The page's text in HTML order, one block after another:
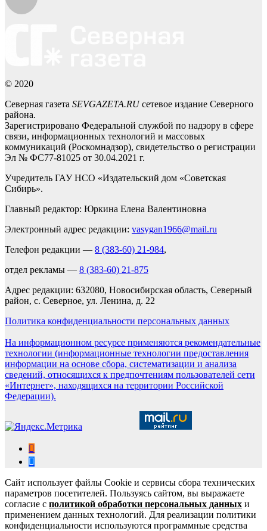
© 2020
Северная газета SEVGAZETA.RUсетевое издание Северного
района.
Зарегистрировано Федеральной службой по надзору в сфере
связи, информационных технологий и массовых
коммуникаций (Роскомнадзор), свидетельство о регистрации
Эл № ФС77-81025 от 30.04.2021 г.
Учредитель ГАУ НСО «Издательский дом «Советская
Сибирь».
Главный редактор: Юркина Елена Валентиновна
Электронный адрес редакции: vasygan1966@mail.ru
Телефон редакции — 8 (383-60) 21-984,
отдел рекламы — 8 (383-60) 21-875
Адрес редакции: 632080, Новосибирская область, Северный
район, с. Северное, ул. Ленина, д. 22
Политика конфиденциальности персональных данных
На информационном ресурсе применяются рекомендательные
технологии (информационные технологии предоставления
информации на основе сбора, систематизации и анализа
сведений, относящихся к предпочтениям пользователей сети
«Интернет», находящихся на территории Российской
Федерации).
Сайт использует файлы Cookie и сервисы сбора технических
параметров посетителей. Пользуясь сайтом, вы выражаете
согласие с политикой обработки персональных данных и
применением данных технологий. Для реализации политики
конфиденциальности используются программные средства